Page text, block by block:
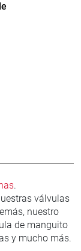
.
válvulas
nuestro
de manguito
y mucho más.